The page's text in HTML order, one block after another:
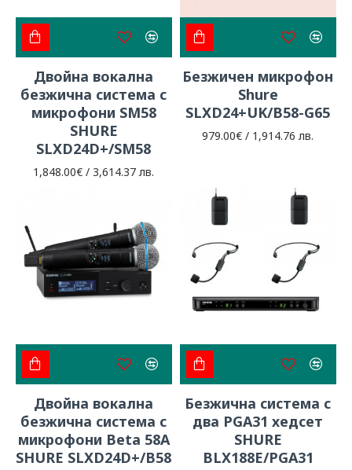
Двойна вокална
безжична система с
микрофони SM58
SHURE
SLXD24D+/SM58
1,848.00€ / 3,614.37 лв.
Безжичен микрофон
Shure
SLXD24+UK/B58-G65
979.00€ / 1,914.76 лв.
Двойна вокална
безжична система с
микрофони Beta 58A
SHURE SLXD24D+/B58
Безжична система с
два PGA31 хедсет
SHURE
BLX188E/PGA31